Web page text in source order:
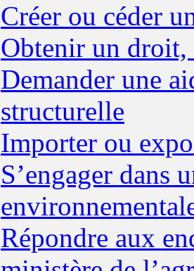
Créer ou céder
Obtenir un droit,
Demander une
structurelle
Importer ou
S’engager dans
Répondre aux